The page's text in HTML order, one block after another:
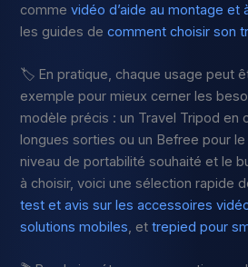
commevidéo d’aide au montage et
les guides decomment choisir son
🏷️ En pratique, chaque usage peut
exemple pour mieux cerner les
modèle précis : un Travel Tripod en
longues sorties ou un Befree pour
niveau de portabilité souhaité et le
à choisir, voici une sélection rapide
test et avis sur les accessoires
solutions mobiles, ettrepied pour